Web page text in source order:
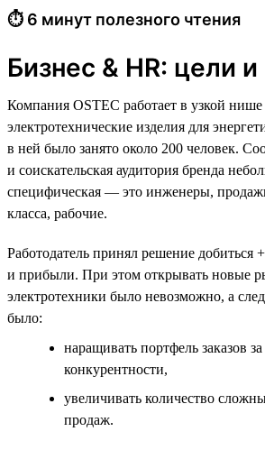
⏱ 6 минут полезного чтения
Бизнес & HR: цели и
Компания OSTEC работает в узкой
электротехнические изделия для
в ней было занято около 200 человек.
и соискательская аудитория бренда
специфическая — это инженеры,
класса, рабочие.
Работодатель принял решение добиться
и прибыли. При этом открывать новые
электротехники было невозможно, а
было:
наращивать портфель заказов
конкурентности,
увеличивать количество
продаж.